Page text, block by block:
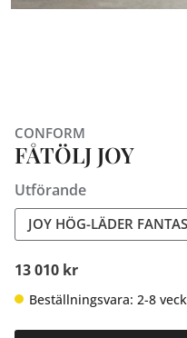
CONFORM
FÅTÖLJ JOY
Utförande
JOY HÖG-LÄDER
13 010 kr
Beställningsvara: 2-8